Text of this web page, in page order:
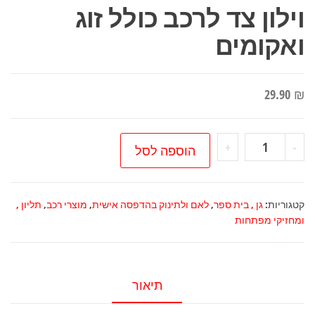
וילון צד לרכב כולל זוג
ואקומים
29.90 ₪
-
כמות
של
צד
לרכב
+ הוספה לסל
קטגוריות:גן , בית ספר,לאם ולתינוק בהדפסה אישית, מוצרי רכב, תליון ,
ומחזיקי מפתחות
תיאור